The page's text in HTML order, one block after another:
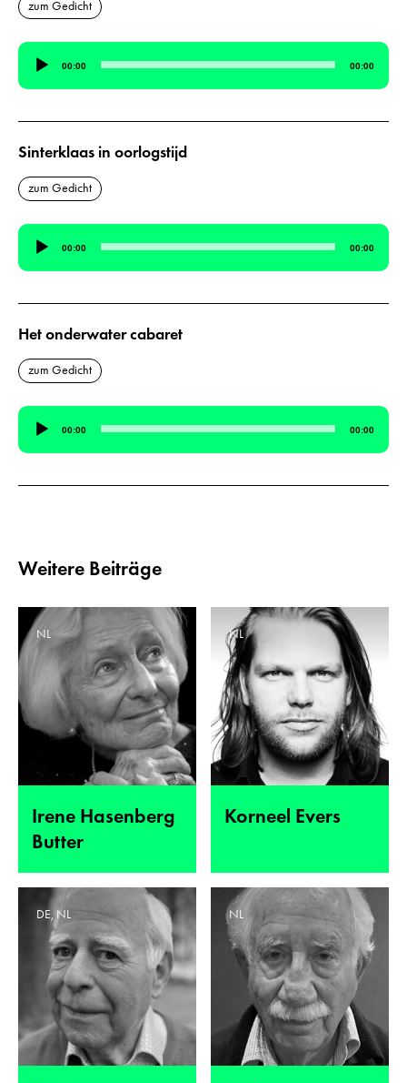
zum Gedicht
Audio-
Player
00:00 00:00
Sinterklaas in oorlogstijd
zum Gedicht
Audio-
Player
00:00 00:00
Het onderwater cabaret
zum Gedicht
Audio-
Player
00:00 00:00
Weitere Beiträge
Irene Hasenberg
Butter
NL
Korneel Evers
NL
DE, NL NL